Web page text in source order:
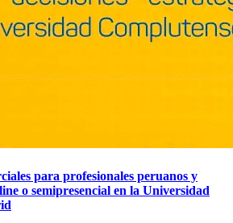
para profesionales peruanos y
o semipresencial en la Universidad